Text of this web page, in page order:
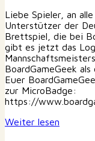
Liebe Spieler, an
Unterstützer der
Brettspiel, die bei
gibt es jetzt das
BoardGameGeek
Euer
zur MicroBadge:
https://
Weiter lesen